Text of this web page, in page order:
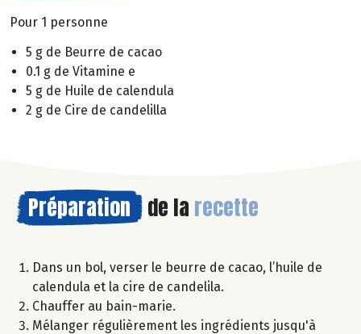
Pour 1 personne
5 g de Beurre de cacao
0.1 g de Vitamine e
5 g de Huile de calendula
2 g de Cire de candelilla
Préparation de la recette
Dans un bol, verser le beurre de cacao, l’huile de
calendula et la cire de candelila.
Chauffer au bain-marie.
Mélanger régulièrement les ingrédients jusqu'à